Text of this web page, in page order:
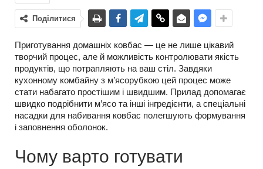
Поділитися
Приготування домашніх ковбас — це не лише цікавий
творчий процес, але й можливість контролювати якість
продуктів, що потрапляють на ваш стіл. Завдяки
кухонному комбайну з м’ясорубкою цей процес може
стати набагато простішим і швидшим. Прилад допомагає
швидко подрібнити м’ясо та інші інгредієнти, а спеціальні
насадки для набивання ковбас полегшують формування
і заповнення оболонок.
Чому варто готувати